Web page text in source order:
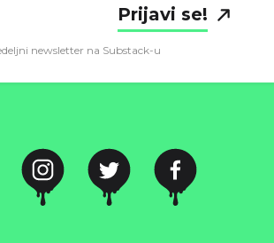
Prijavi se!
newsletter na Substack-u